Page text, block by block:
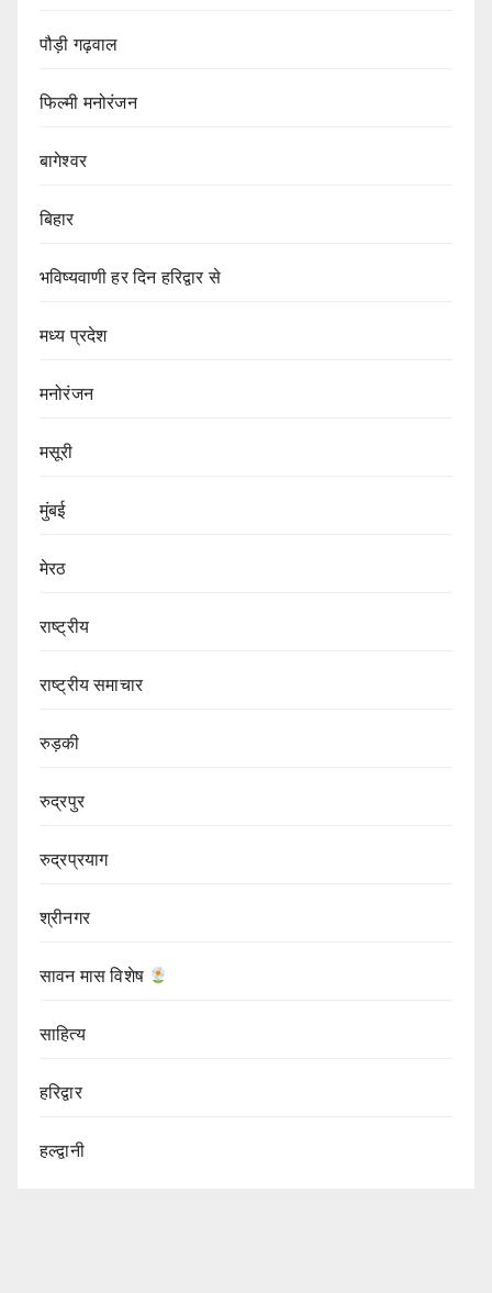
पौड़ी गढ़वाल
फिल्मी मनोरंजन
बागेश्वर
बिहार
भविष्यवाणी हर दिन हरिद्वार से
मध्य प्रदेश
मनोरंजन
मसूरी
मुंबई
मेरठ
राष्ट्रीय
राष्ट्रीय समाचार
रुड़की
रुद्रपुर
रुद्रप्रयाग
श्रीनगर
सावन मास विशेष
साहित्य
हरिद्वार
हल्द्वानी